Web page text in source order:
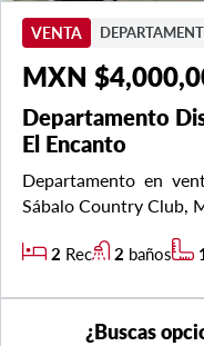
VENTA
MXN
Departamento
El Encanto
Departamento en
Sábalo Country Club,
2 Rec 2 baños
¿Buscas